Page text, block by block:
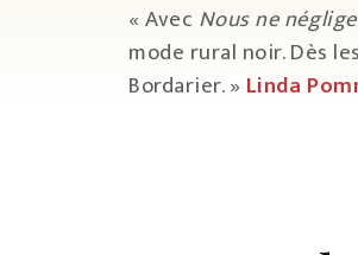
« Avec Nous ne
mode rural noir. Dès
Bordarier. » Linda